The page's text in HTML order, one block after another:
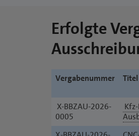
Erfolgte
Vergabenummer
X-BBZAU-2026-
0005